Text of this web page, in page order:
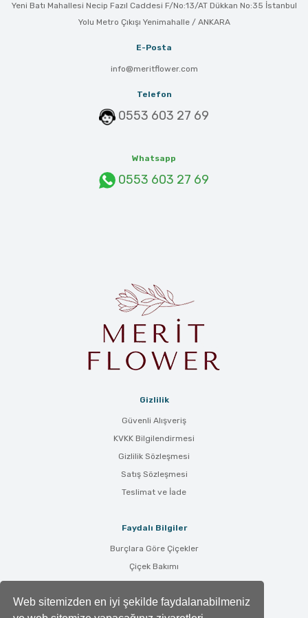
Web sitemizden en iyi şekilde faydalanabilmeniz
Yeni Batı Mahallesi Necip Fazıl Caddesi F/No:13/AT Dükkan No:35 İstanbul
Yolu Metro Çıkışı Yenimahalle / ANKARA
E-Posta
info@meritflower.com
Telefon
0553 603 27 69
Whatsapp
0553 603 27 69
Gizlilik
Güvenli Alışveriş
KVKK Bilgilendirmesi
Gizlilik Sözleşmesi
Satış Sözleşmesi
Teslimat ve İade
Faydalı Bilgiler
Burçlara Göre Çiçekler
Çiçek Bakımı
Tüm Blog Yazıları